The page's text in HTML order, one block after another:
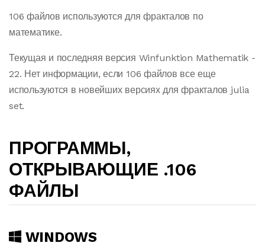
106 файлов используются для фракталов по
математике.
Текущая и последняя версия Winfunktion Mathematik -
22. Нет информации, если 106 файлов все еще
используются в новейших версиях для фракталов julia
set.
ПРОГРАММЫ,
ОТКРЫВАЮЩИЕ .106
ФАЙЛЫ
WINDOWS